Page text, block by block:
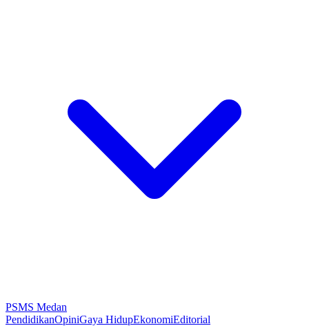
PSMS Medan
PendidikanOpiniGaya HidupEkonomiEditorial